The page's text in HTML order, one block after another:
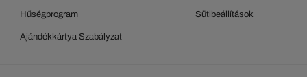
Hűségprogram
Ajándékkártya Szabályzat
Sütibeállítások